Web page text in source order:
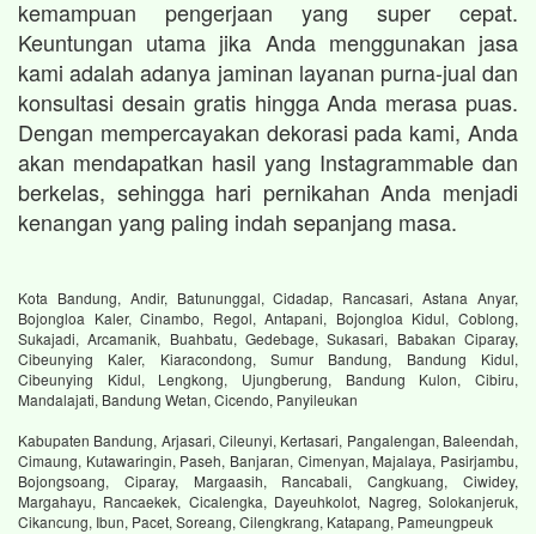
kemampuan pengerjaan yang super cepat.
Keuntungan utama jika Anda menggunakan jasa
kami adalah adanya jaminan layanan purna-jual dan
konsultasi desain gratis hingga Anda merasa puas.
Dengan mempercayakan dekorasi pada kami, Anda
akan mendapatkan hasil yang Instagrammable dan
berkelas, sehingga hari pernikahan Anda menjadi
kenangan yang paling indah sepanjang masa.
Kota Bandung, Andir, Batununggal, Cidadap, Rancasari, Astana Anyar,
Bojongloa Kaler, Cinambo, Regol, Antapani, Bojongloa Kidul, Coblong,
Sukajadi, Arcamanik, Buahbatu, Gedebage, Sukasari, Babakan Ciparay,
Cibeunying Kaler, Kiaracondong, Sumur Bandung, Bandung Kidul,
Cibeunying Kidul, Lengkong, Ujungberung, Bandung Kulon, Cibiru,
Mandalajati, Bandung Wetan, Cicendo, Panyileukan
Kabupaten Bandung, Arjasari, Cileunyi, Kertasari, Pangalengan, Baleendah,
Cimaung, Kutawaringin, Paseh, Banjaran, Cimenyan, Majalaya, Pasirjambu,
Bojongsoang, Ciparay, Margaasih, Rancabali, Cangkuang, Ciwidey,
Margahayu, Rancaekek, Cicalengka, Dayeuhkolot, Nagreg, Solokanjeruk,
Cikancung, Ibun, Pacet, Soreang, Cilengkrang, Katapang, Pameungpeuk